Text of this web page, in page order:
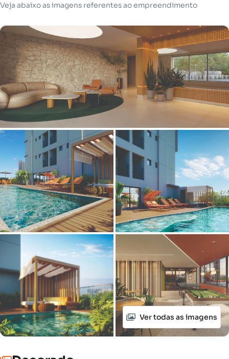
Veja abaixo as imagens referentes ao empreendimento
Ver todas as imagens